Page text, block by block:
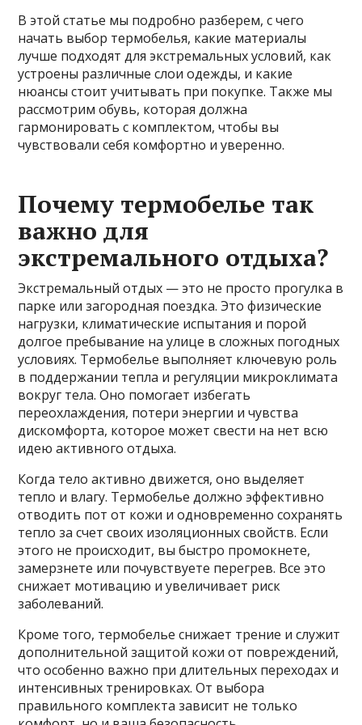
В этой статье мы подробно разберем, с чего
начать выбор термобелья, какие материалы
лучше подходят для экстремальных условий, как
устроены различные слои одежды, и какие
нюансы стоит учитывать при покупке. Также мы
рассмотрим обувь, которая должна
гармонировать с комплектом, чтобы вы
чувствовали себя комфортно и уверенно.
Почему термобелье так
важно для
экстремального отдыха?
Экстремальный отдых — это не просто прогулка в
парке или загородная поездка. Это физические
нагрузки, климатические испытания и порой
долгое пребывание на улице в сложных погодных
условиях. Термобелье выполняет ключевую роль
в поддержании тепла и регуляции микроклимата
вокруг тела. Оно помогает избегать
переохлаждения, потери энергии и чувства
дискомфорта, которое может свести на нет всю
идею активного отдыха.
Когда тело активно движется, оно выделяет
тепло и влагу. Термобелье должно эффективно
отводить пот от кожи и одновременно сохранять
тепло за счет своих изоляционных свойств. Если
этого не происходит, вы быстро промокнете,
замерзнете или почувствуете перегрев. Все это
снижает мотивацию и увеличивает риск
заболеваний.
Кроме того, термобелье снижает трение и служит
дополнительной защитой кожи от повреждений,
что особенно важно при длительных переходах и
интенсивных тренировках. От выбора
правильного комплекта зависит не только